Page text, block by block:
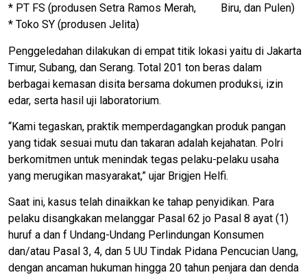
* PT FS (produsen Setra Ramos Merah, Biru, dan Pulen)
* Toko SY (produsen Jelita)
Penggeledahan dilakukan di empat titik lokasi yaitu di Jakarta
Timur, Subang, dan Serang. Total 201 ton beras dalam
berbagai kemasan disita bersama dokumen produksi, izin
edar, serta hasil uji laboratorium.
“Kami tegaskan, praktik memperdagangkan produk pangan
yang tidak sesuai mutu dan takaran adalah kejahatan. Polri
berkomitmen untuk menindak tegas pelaku-pelaku usaha
yang merugikan masyarakat,” ujar Brigjen Helfi.
Saat ini, kasus telah dinaikkan ke tahap penyidikan. Para
pelaku disangkakan melanggar Pasal 62 jo Pasal 8 ayat (1)
huruf a dan f Undang-Undang Perlindungan Konsumen
dan/atau Pasal 3, 4, dan 5 UU Tindak Pidana Pencucian Uang,
dengan ancaman hukuman hingga 20 tahun penjara dan denda